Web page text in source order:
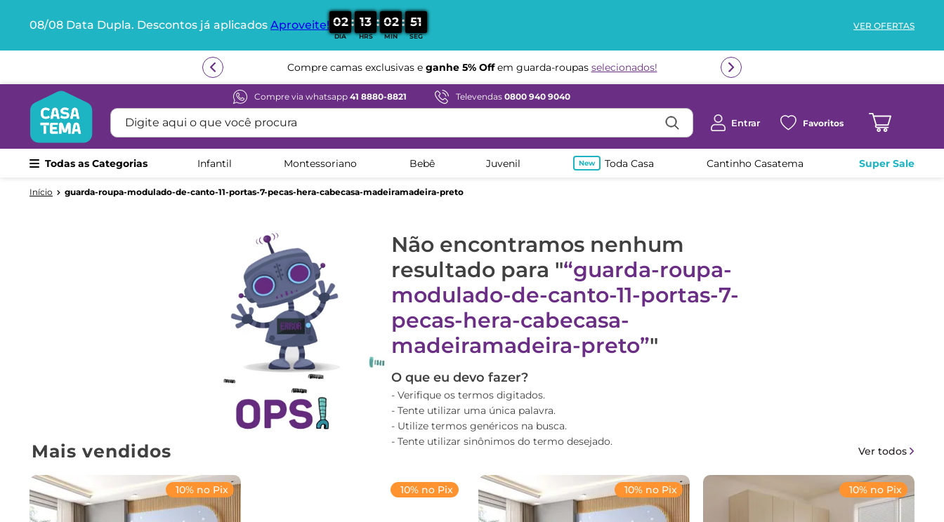
08/08 Data Dupla. Descontos já aplicados Aproveite! 02
DIA
: 13
HRS
: 02
MIN
: 50
SEG
VER OFERTAS
Compre camas exclusivas e ganhe 5% Offem guarda-roupas selecionados!
Compre via whatsapp 41 8880-8821 Televendas 0800 940 9040
Digite aqui o que você procura
Entrar Favoritos
Todas as Categorias Infantil Montessoriano Bebê Juvenil Toda Casa Cantinho Casatema Super Sale
guarda-roupa-modulado-de-canto-11-portas-7-pecas-hera-cabecasa-madeiramadeira-preto
Não encontramos nenhum
resultado para " guarda-roupa-
modulado-de-canto-11-portas-7-
pecas-hera-cabecasa-
madeiramadeira-preto "
O que eu devo fazer?
Verifique os termos digitados.
Tente utilizar uma única palavra.
Utilize termos genéricos na busca.
Tente utilizar sinônimos do termo desejado.
Mais vendidos Ver todos
10% no Pix 10% no Pix 10% no Pix 10% no Pix
Termos mais buscados
guarda roupa
aria
bicama
escrivaninha